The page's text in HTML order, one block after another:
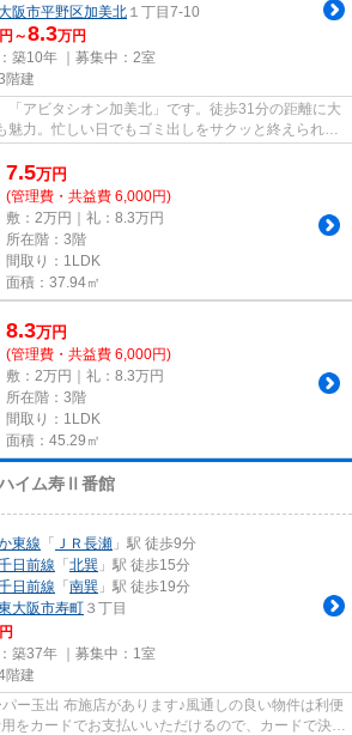
阪市平野区加美北 １丁目7-10
～8.3万円
築10年 ｜募集中： 2室
階建
「アビタシオン加美北」です。徒歩31分の距離に大
力。忙しい日でもゴミ出しをサクッと終えられる
...
7.5万円
(管理費・共益費 6,000円)
敷：2万円｜礼：8.3万円
所在階：3階
間取り：1LDK
面積：37.94㎡
8.3万円
(管理費・共益費 6,000円)
敷：2万円｜礼：8.3万円
所在階：3階
間取り：1LDK
面積：45.29㎡
イム寿Ⅱ番館
東線 「 ＪＲ長瀬 」駅 徒歩9分
日前線 「北巽 」駅 徒歩15分
日前線 「南巽 」駅 徒歩19分
大阪市寿町 ３丁目
築37年 ｜募集中： 1室
階建
ー玉出 布施店があります♪風通しの良い物件は利便
をカードでお支払いいただけるので、カードで決済